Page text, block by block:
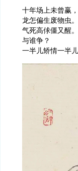
十年场上未曾赢，
龙怎偏生废物虫。
气死高俅僵又醒。
与谁争？
一半儿矫情一半儿